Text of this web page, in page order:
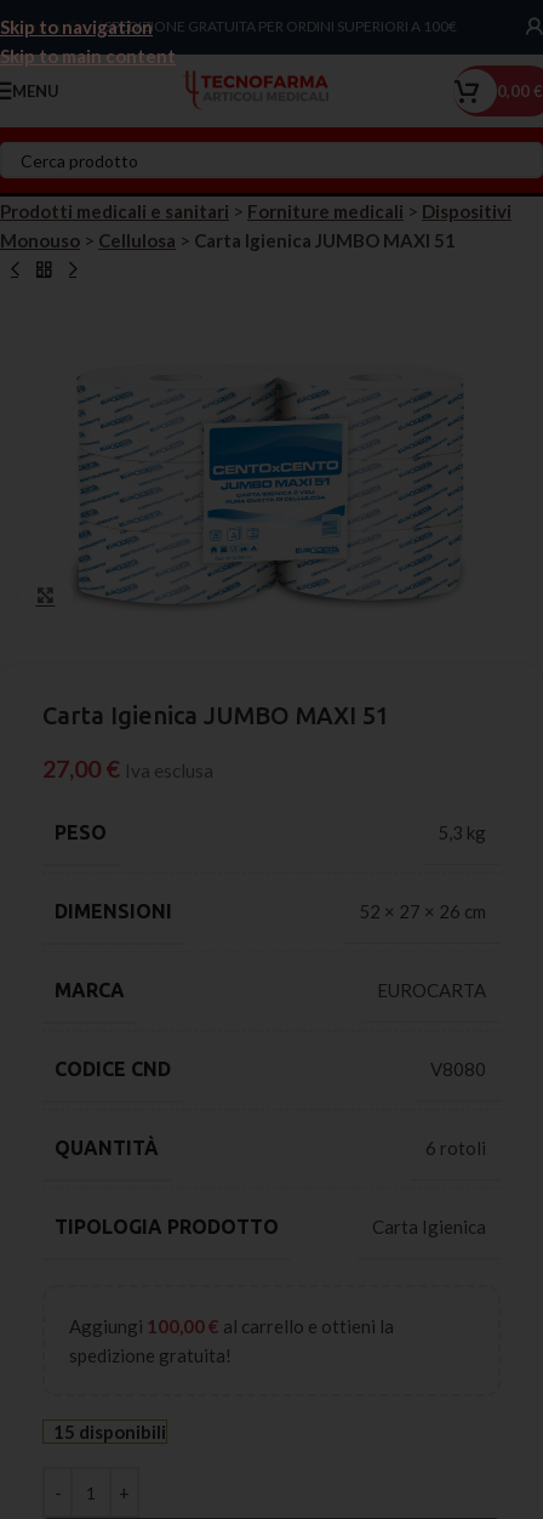
Skip to navigation
Skip to main content
Chiama Ora!SPEDIZIONE GRATUITA PER ORDINI SUPERIORI A 100€
MENU 0,00€
Prodotti medicali e sanitari > Forniture medicali > Dispositivi
Monouso > Cellulosa > Carta Igienica JUMBO MAXI 51
Click to enlarge
Carta Igienica JUMBO MAXI 51
27,00 € Iva esclusa
PESO 5,3 kg
DIMENSIONI 52 × 27 × 26 cm
MARCA EUROCARTA
CODICE CND V8080
QUANTITÀ 6 rotoli
TIPOLOGIA PRODOTTO Carta Igienica
Aggiungi 100,00€ al carrello e ottieni la
spedizione gratuita!
15 disponibili